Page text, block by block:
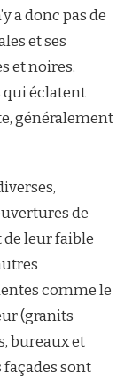
a donc pas de
et ses
et noires.
qui éclatent
généralement
de
leur faible
comme le
(granits
bureaux et
façades sont